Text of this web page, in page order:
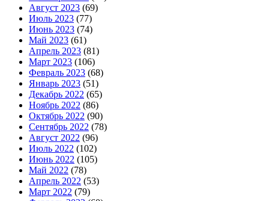
Август 2023 (69)
Июль 2023 (77)
Июнь 2023 (74)
Май 2023 (61)
Апрель 2023 (81)
Март 2023 (106)
Февраль 2023 (68)
Январь 2023 (51)
Декабрь 2022 (65)
Ноябрь 2022 (86)
Октябрь 2022 (90)
Сентябрь 2022 (78)
Август 2022 (96)
Июль 2022 (102)
Июнь 2022 (105)
Май 2022 (78)
Апрель 2022 (53)
Март 2022 (79)